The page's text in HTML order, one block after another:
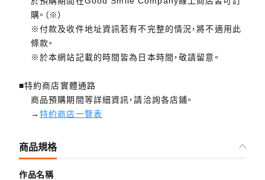
購。（※）
※付款及收件地址資訊若有不完整的情況，將不適用此
條款。
※於本網站記載的時間皆為日本時間，敬請留意。
■特約商店實體通路
商品預購期間等詳細資訊，請洽詢各店鋪。
→特約商店一覽表
商品規格
作品名稱